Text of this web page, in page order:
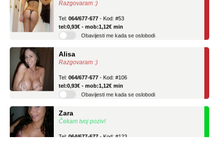
tel:0,93€ - mob:1,12€ min
Obavijesti me kada se oslobodi
Razgovaram :)
tel:0,93€ - mob:1,12€ min
Obavijesti me kada se oslobodi
Čekam tvoj poziv!
tel:0,93€ - mob:1,12€ min